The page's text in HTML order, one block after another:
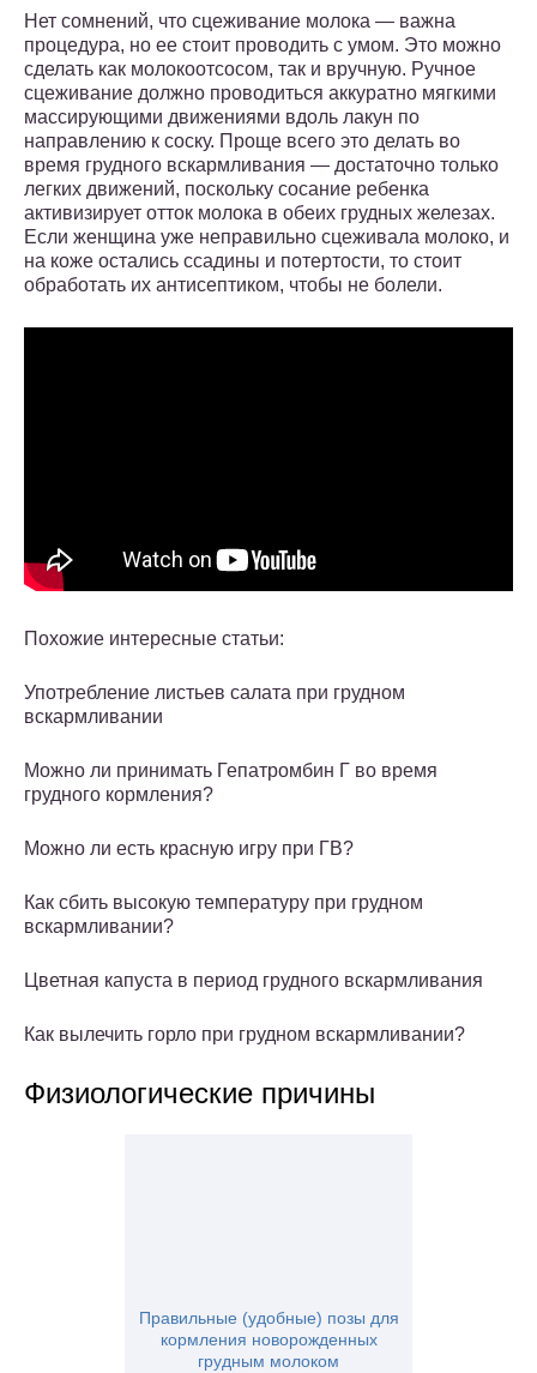
Нет сомнений, что сцеживание молока — важна
процедура, но ее стоит проводить с умом. Это можно
сделать как молокоотсосом, так и вручную. Ручное
сцеживание должно проводиться аккуратно мягкими
массирующими движениями вдоль лакун по
направлению к соску. Проще всего это делать во
время грудного вскармливания — достаточно только
легких движений, поскольку сосание ребенка
активизирует отток молока в обеих грудных железах.
Если женщина уже неправильно сцеживала молоко, и
на коже остались ссадины и потертости, то стоит
обработать их антисептиком, чтобы не болели.
Похожие интересные статьи:
Употребление листьев салата при грудном
вскармливании
Можно ли принимать Гепатромбин Г во время
грудного кормления?
Можно ли есть красную игру при ГВ?
Как сбить высокую температуру при грудном
вскармливании?
Цветная капуста в период грудного вскармливания
Как вылечить горло при грудном вскармливании?
Физиологические причины
Правильные (удобные) позы для
кормления новорожденных
грудным молоком